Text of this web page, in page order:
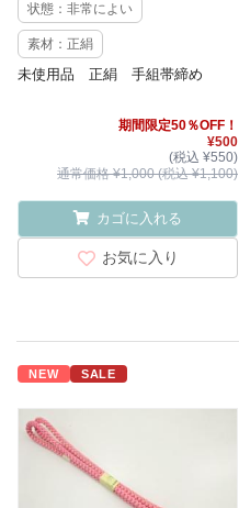
状態：非常によい
素材：正絹
未使用品 正絹 手組帯締め
期間限定50％OFF！
¥500
(税込 ¥550)
通常価格 ¥1,000 (税込 ¥1,100)
カゴに入れる
お気に入り
NEW SALE